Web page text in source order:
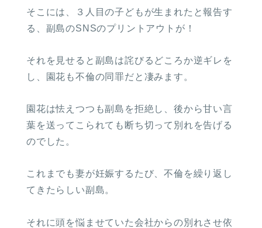
そこには、３人目の子どもが生まれたと報告す
る、副島のSNSのプリントアウトが！
それを見せると副島は詫びるどころか逆ギレを
し、園花も不倫の同罪だと凄みます。
園花は怯えつつも副島を拒絶し、後から甘い言
葉を送ってこられても断ち切って別れを告げる
のでした。
これまでも妻が妊娠するたび、不倫を繰り返し
てきたらしい副島。
それに頭を悩ませていた会社からの別れさせ依